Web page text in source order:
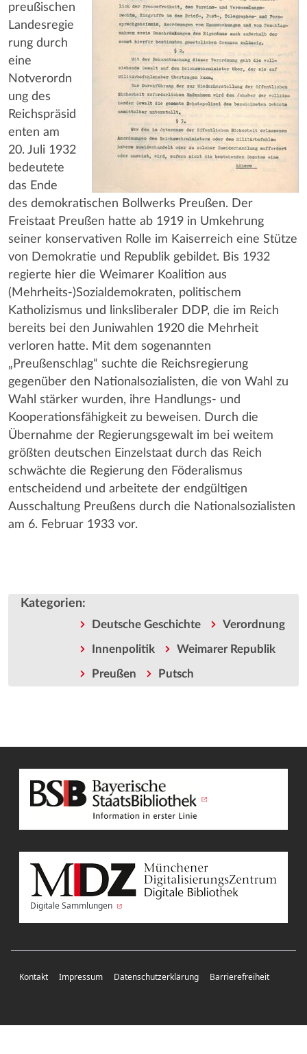
preußischen
Landesregie
rung durch
eine
Notverordn
ung des
Reichspräsid
enten am
20. Juli 1932
bedeutete
das Ende
des demokratischen Bollwerks Preußen. Der
Freistaat Preußen hatte ab 1919 in Umkehrung
seiner konservativen Rolle im Kaiserreich eine Stütze
von Demokratie und Republik gebildet. Bis 1932
regierte hier die Weimarer Koalition aus
(Mehrheits-)Sozialdemokraten, politischem
Katholizismus und linksliberaler DDP, die im Reich
bereits bei den Juniwahlen 1920 die Mehrheit
verloren hatte. Mit dem sogenannten
„Preußenschlag“ suchte die Reichsregierung
gegenüber den Nationalsozialisten, die von Wahl zu
Wahl stärker wurden, ihre Handlungs- und
Kooperationsfähigkeit zu beweisen. Durch die
Übernahme der Regierungsgewalt im bei weitem
größten deutschen Einzelstaat durch das Reich
schwächte die Regierung den Föderalismus
entscheidend und arbeitete der endgültigen
Ausschaltung Preußens durch die Nationalsozialisten
am 6. Februar 1933 vor.
Kategorien:
Deutsche Geschichte Verordnung
Innenpolitik Weimarer Republik
Preußen Putsch
Digitale Sammlungen
Kontakt Impressum Datenschutzerklärung Barrierefreiheit